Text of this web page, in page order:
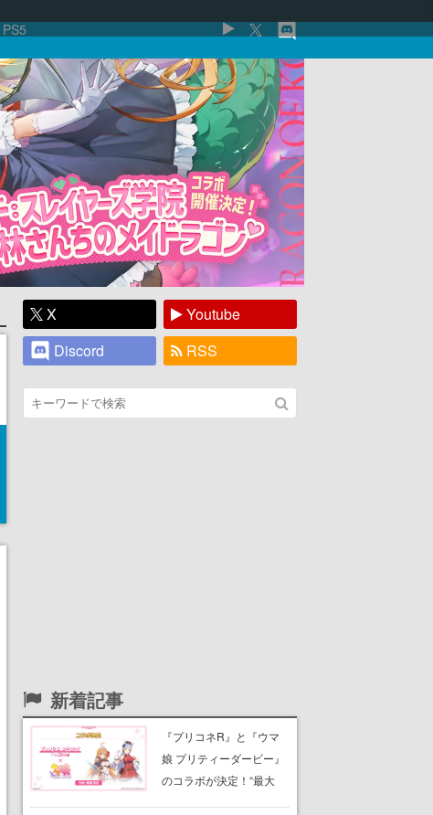
PS5
X
Youtube
Discord
RSS
新着記事
『プリコネR』と『ウマ
娘 プリティーダービー』
のコラボが決定！“最大